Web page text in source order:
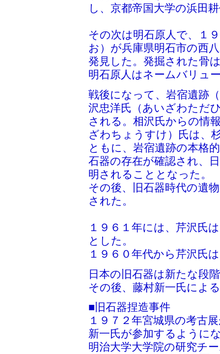
し、京都帝国大学の浜田
その次は明石原人で、１
お）が兵庫県明石市の西
発見した。発掘された骨
明石原人はネームバリュ
戦後になって、岩宿遺跡
沢忠洋氏（あいざわただ
される。相沢氏からの情
ざわちょうすけ）氏は、
ともに、岩宿遺跡の本格
石器の存在が確認され、
明されることとなった。
その後、旧石器時代の遺
された。
１９６１年には、芹沢氏
とした。
１９６０年代から芹沢氏
日本の旧石器は新たな段
その後、藤村新一氏によ
■旧石器捏造事件
１９７２年宮城県の考古
新一氏が参加するように
明治大学大学院の研究チ